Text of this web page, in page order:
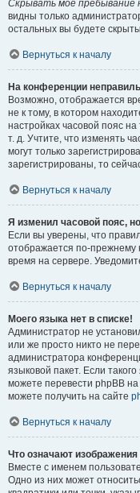
Скрывать моё пребывание
видны только
остальных вы будете
Вернуться к началу
На конференции
Возможно, отображается
не к тому, в котором
настройках часовой пояс
т. д. Учтите, что изменять
могут только
зарегистрированы, то
Вернуться к началу
Я изменил часовой пояс,
Если вы уверены, что
отображается по-прежнему
время на сервере.
Вернуться к началу
Моего языка нет в списке!
Администратор не
или же просто никто не
администратора
языковой пакет. Если
можете перевести phpBB
можете получить на сайте
Вернуться к началу
Что означают
Вместе с именем
Одно из них может